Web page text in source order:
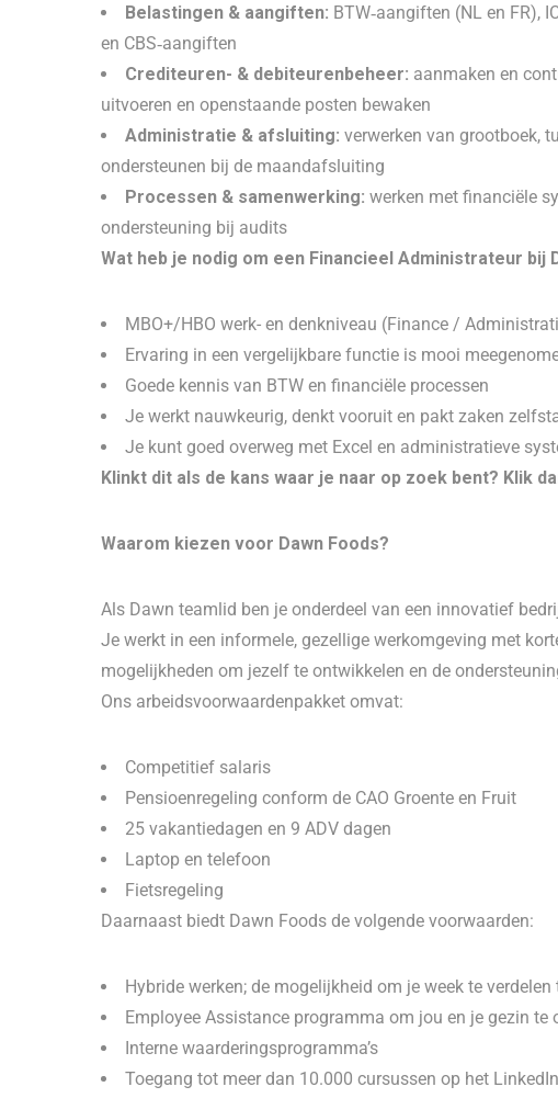
Belastingen & aangiften: BTW‑aangiften (NL en FR),
en CBS‑aangiften
Crediteuren- & debiteurenbeheer: aanmaken en
uitvoeren en openstaande posten bewaken
Administratie & afsluiting: verwerken van grootboek,
ondersteunen bij de maandafsluiting
Processen & samenwerking: werken met financiële
ondersteuning bij audits
Wat heb je nodig om een Financieel Administrateur bij
MBO+/HBO werk- en denkniveau (Finance /
Ervaring in een vergelijkbare functie is mooi
Goede kennis van BTW en financiële processen
Je werkt nauwkeurig, denkt vooruit en pakt zaken
Je kunt goed overweg met Excel en administratieve
Klinkt dit als de kans waar je naar op zoek bent? Klik
Waarom kiezen voor Dawn Foods?
Als Dawn teamlid ben je onderdeel van een innovatief
Je werkt in een informele, gezellige werkomgeving met
mogelijkheden om jezelf te ontwikkelen en de
Ons arbeidsvoorwaardenpakket omvat:
Competitief salaris
Pensioenregeling conform de CAO Groente en Fruit
25 vakantiedagen en 9 ADV dagen
Laptop en telefoon
Fietsregeling
Daarnaast biedt Dawn Foods de volgende voorwaarden:
Hybride werken; de mogelijkheid om je week te
Employee Assistance programma om jou en je gezin te
Interne waarderingsprogramma’s
Toegang tot meer dan 10.000 cursussen op het